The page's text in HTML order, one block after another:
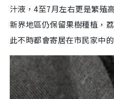
汁液，4至7月左右更是繁殖
新界地區仍保留果樹種植，
此不時都會寄居在市民家中